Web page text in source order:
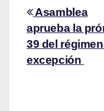
Asamblea
aprueba la
39 del
excepción